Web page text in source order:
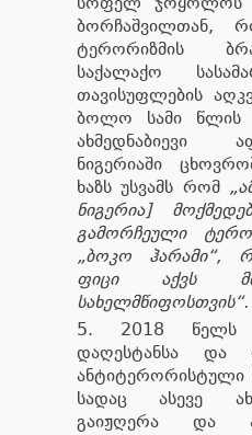
ბორჩაშვილთან,
ტერორიზმის
საქალაქო
თავისუფლების
ბოლო სამი წლის
ახმედნაბიევი
ნიგერიაში
ხაზს უსვამს რომ
ნიგერია]
გამორჩეული
„ბოკო ჰარამი“,
ფიცი აქვს
სახელმწიფოსთვის“.
2018 წელს
დაღესტანსა და
ანტიტერორისტული
სადაც ასევე
გაიჟღერა და